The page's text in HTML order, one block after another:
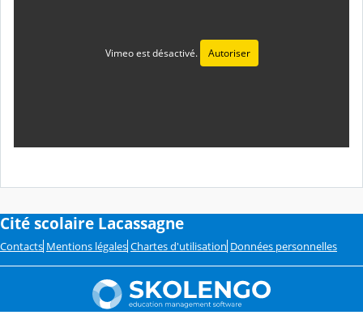
Vimeo est désactivé. Autoriser
Cité scolaire Lacassagne
Contacts Mentions légales Chartes d'utilisation Données personnelles